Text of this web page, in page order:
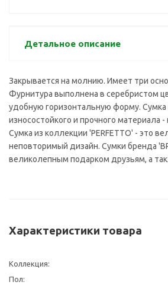
Детальное описание
Закрывается на молнию. Имеет три
Фурнитура выполнена в серебристом
удобную горизонтальную форму. Сумка
износостойкого и прочного материала -
Сумка из коллекции 'PERFETTO' - это
неповторимый дизайн. Сумки бренда
великолепным подарком друзьям, а
Характеристики товара
Коллекция:
Пол: